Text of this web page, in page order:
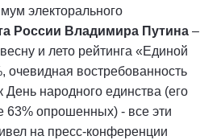
электорального
России Владимира Путина –
и лето рейтинга «Единой
очевидная востребованность
День народного единства (его
63% опрошенных) - все эти
на пресс-конференции